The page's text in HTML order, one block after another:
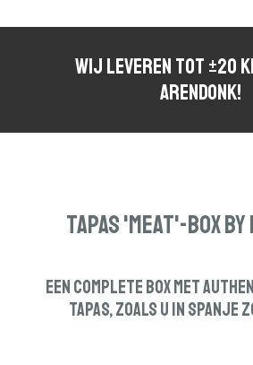
Wij Leveren tot ±2O
Arendonk!
Tapas 'Meat'-Box
Een complete Box met
tapas, zoals u in Spanje